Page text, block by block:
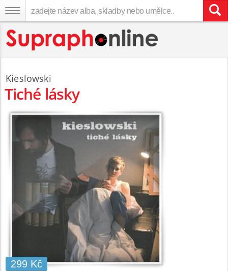
Kieslowski
Tiché lásky
299 Kč